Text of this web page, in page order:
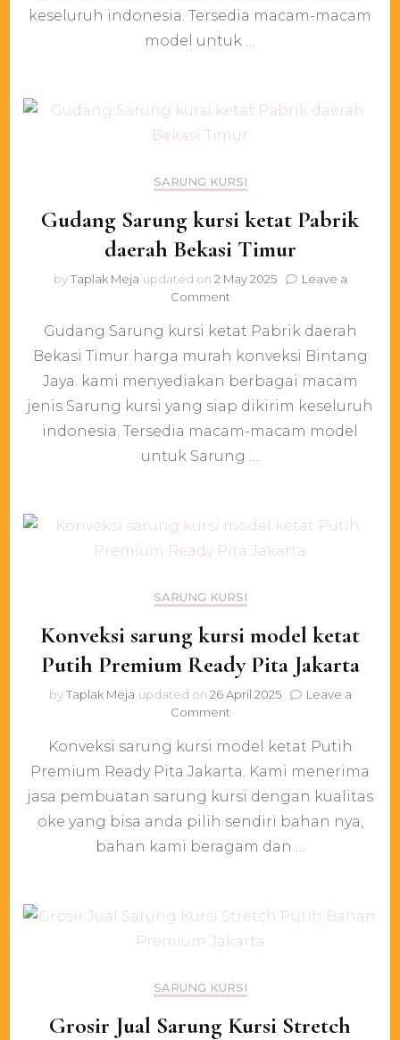
Konveksi
Bekasi
keseluruh indonesia. Tersedia macam-macam
model untuk …
SARUNG KURSI
Gudang Sarung kursi ketat Pabrik
daerah Bekasi Timur
byTaplak Meja updated on 2 May 2025
Leave a
Commenton
Sarung
kursi
Pabrik
daerah
Timur
Gudang Sarung kursi ketat Pabrik daerah
Bekasi Timur harga murah konveksi Bintang
Jaya. kami menyediakan berbagai macam
jenis Sarung kursi yang siap dikirim keseluruh
indonesia. Tersedia macam-macam model
untuk Sarung …
SARUNG KURSI
Konveksi sarung kursi model ketat
Putih Premium Ready Pita Jakarta
byTaplak Meja updated on 26 April 2025
Leave a
Commenton
sarung
kursi
ketat
Putih
Ready
Konveksi sarung kursi model ketat Putih
Premium Ready Pita Jakarta. Kami menerima
jasa pembuatan sarung kursi dengan kualitas
oke yang bisa anda pilih sendiri bahan nya,
bahan kami beragam dan …
SARUNG KURSI
Grosir Jual Sarung Kursi Stretch